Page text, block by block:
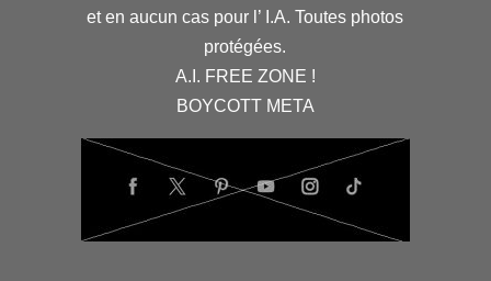
et en aucun cas pour l’ I.A. Toutes photos
protégées.
A.I. FREE ZONE !
BOYCOTT META